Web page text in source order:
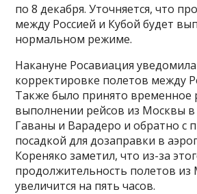
по 8 декабря. Уточняется, что
между Россией и Кубой будет
нормальном режиме.
Накануне Росавиация
корректировке полетов между
Также было принято временное
выполнении рейсов из Москвы
Гаваны и Варадеро и обратно с
посадкой для дозаправки в
Кореняко заметил, что из-за
продолжительность полетов из
увеличится на пять часов.